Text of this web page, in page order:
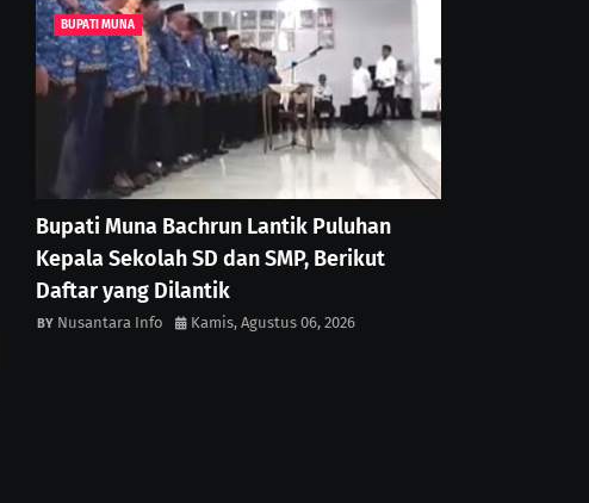
BUPATI MUNA
Bupati Muna Bachrun Lantik Puluhan
Kepala Sekolah SD dan SMP, Berikut
Daftar yang Dilantik
Nusantara Info Kamis, Agustus 06, 2026